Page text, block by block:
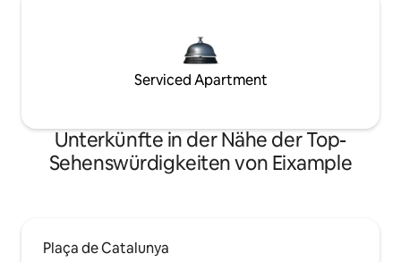
Serviced Apartment
Unterkünfte in der Nähe der Top-
Sehenswürdigkeiten von Eixample
Plaça de Catalunya